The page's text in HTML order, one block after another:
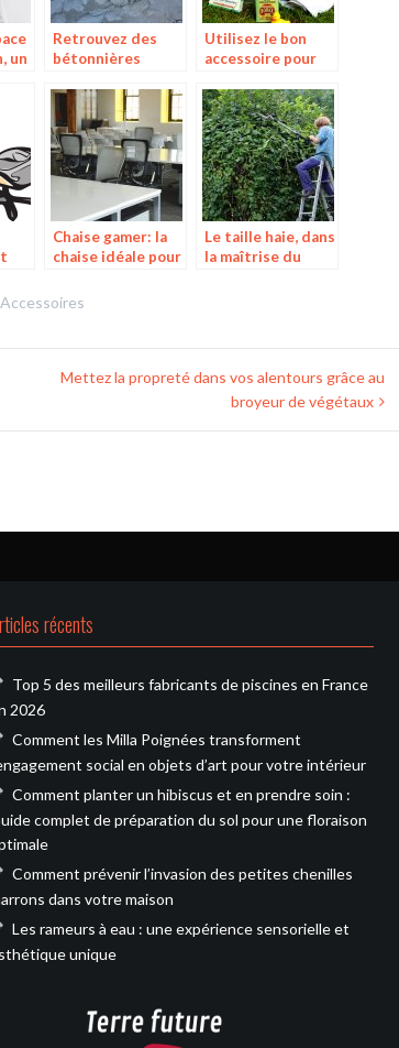
un
Retrouvez des
bétonnières
le web
Utilisez le bon
accessoire pour
votre enfant
Chaise gamer: la
chaise idéale pour
supplémentaires
Le taille haie, dans
la maîtrise du
Accessoires
Mettez la propreté dans vos alentours grâce au
broyeur de végétaux
récents
Top 5 des meilleurs fabricants de piscines en France
2026
Comment les Milla Poignées transforment
social en objets d’art pour votre intérieur
Comment planter un hibiscus et en prendre soin :
complet de préparation du sol pour une floraison
Comment prévenir l’invasion des petites chenilles
dans votre maison
Les rameurs à eau : une expérience sensorielle et
unique